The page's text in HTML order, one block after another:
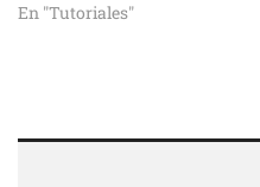
En "Tutoriales"